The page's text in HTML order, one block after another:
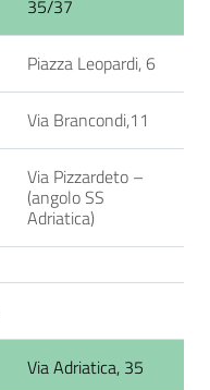
35/37
Piazza Leopardi, 6
Via Brancondi,11
Via Pizzardeto –
(angolo SS
Adriatica)
Via Adriatica, 35